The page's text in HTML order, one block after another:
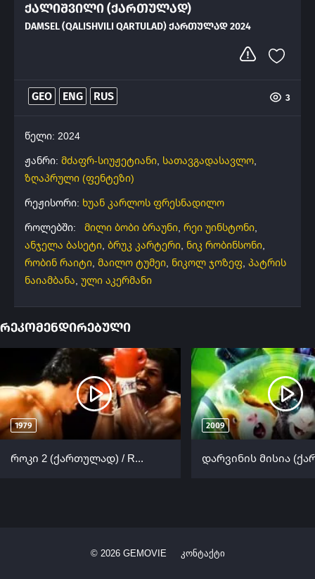
ქალიშვილი (ქართულად)
DAMSEL (QALISHVILI QARTULAD) ᲥᲐᲠᲗᲣᲚᲐᲓ 2024
GEO ENG RUS 3
წელი: 2024
ჟანრი: მძაფრ-სიუჟეტიანი, სათავგადასავლო,
ზღაპრული (ფენტეზი)
რეჟისორი: ხუან კარლოს ფრესნადილო
როლებში:
მილი ბობი ბრაუნი, რეი უინსტონი,
ანჯელა ბასეტი, ბრუკ კარტერი, ნიკ რობინსონი,
რობინ რაიტი, მაილო ტუმეი, ნიკოლ ჯოზეფ, პატრის
ნაიამბანა, ული აკერმანი
რეკომენდირებული
1979
როკი 2 (ქართულად) / Rocky II (Roki 2 Qartulad) ქართულად 1979
2009
© 2026GEMOVIE კონტაქტი